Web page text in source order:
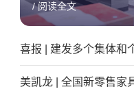
/ 阅读全文
喜报 | 建发多个集体和
美凯龙 | 全国新